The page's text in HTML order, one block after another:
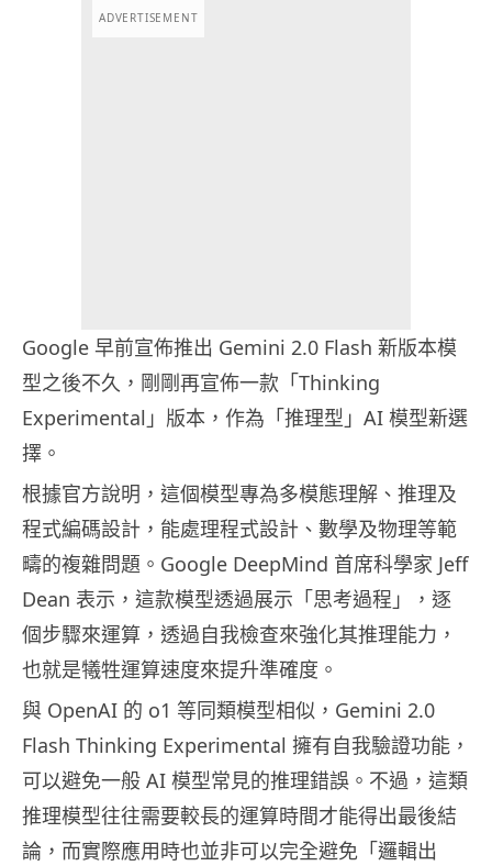
ADVERTISEMENT
Google 早前宣佈推出 Gemini 2.0 Flash 新版本模
型之後不久，剛剛再宣佈一款「Thinking
Experimental」版本，作為「推理型」AI 模型新選
擇。
根據官方說明，這個模型專為多模態理解、推理及
程式編碼設計，能處理程式設計、數學及物理等範
疇的複雜問題。Google DeepMind 首席科學家 Jeff
Dean 表示，這款模型透過展示「思考過程」，逐
個步驟來運算，透過自我檢查來強化其推理能力，
也就是犧牲運算速度來提升準確度。
與 OpenAI 的 o1 等同類模型相似，Gemini 2.0
Flash Thinking Experimental 擁有自我驗證功能，
可以避免一般 AI 模型常見的推理錯誤。不過，這類
推理模型往往需要較長的運算時間才能得出最後結
論，而實際應用時也並非可以完全避免「邏輯出